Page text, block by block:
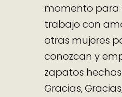
momento para
trabajo con
otras mujeres
conozcan y
zapatos
Gracias,